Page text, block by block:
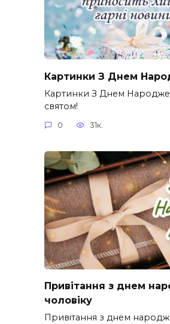
Картинки З Днем
Картинки З Днем
святом!
0 31к.
Привітання з днем
чоловіку
Привітання з днем